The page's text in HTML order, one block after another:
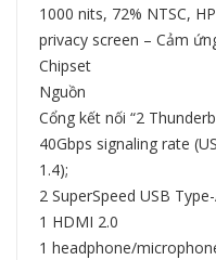
1000 nits, 72% NTSC,
privacy screen – Cảm
Chipset
Nguồn
Cổng kết nối “2
40Gbps signaling rate
1.4);
2 SuperSpeed USB
1 HDMI 2.0
1 headphone/